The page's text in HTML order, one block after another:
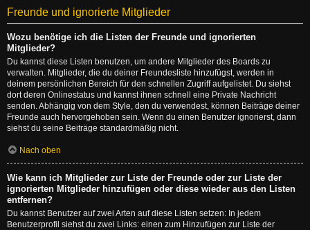
Freunde und ignorierte Mitglieder
Wozu benötige ich die Listen der Freunde und ignorierten
Mitglieder?
Du kannst diese Listen benutzen, um andere Mitglieder des Boards zu
verwalten. Mitglieder, die du deiner Freundesliste hinzufügst, werden in
deinem persönlichen Bereich für den schnellen Zugriff aufgelistet. Du siehst
dort deren Onlinestatus und kannst ihnen schnell eine Private Nachricht
senden. Abhängig von dem Style, den du verwendest, können Beiträge deiner
Freunde auch hervorgehoben sein. Wenn du einen Benutzer ignorierst, dann
siehst du seine Beiträge standardmäßig nicht.
Nach oben
Wie kann ich Mitglieder zur Liste der Freunde oder zur Liste der
ignorierten Mitglieder hinzufügen oder diese wieder aus den Listen
entfernen?
Du kannst Benutzer auf zwei Arten auf diese Listen setzen: In jedem
Benutzerprofil siehst du zwei Links: einen zum Hinzufügen zur Liste der